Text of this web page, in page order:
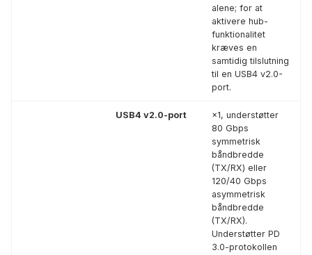
alene; for at
aktivere hub-
funktionalitet
kræves en
samtidig tilslutning
til en USB4 v2.0-
port.
USB4 v2.0-port
×1, understøtter
80 Gbps
symmetrisk
båndbredde
(TX/RX) eller
120/40 Gbps
asymmetrisk
båndbredde
(TX/RX).
Understøtter PD
3.0-protokollen